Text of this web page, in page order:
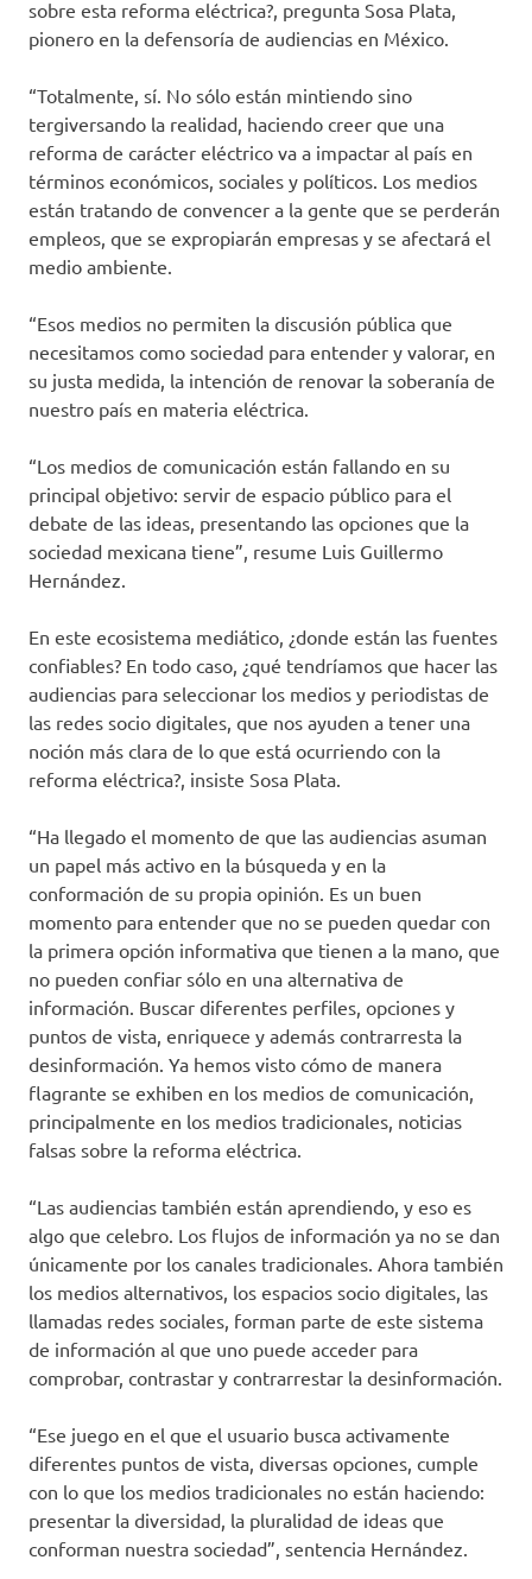
sobre esta reforma eléctrica?, pregunta Sosa Plata,
pionero en la defensoría de audiencias en México.
“Totalmente, sí. No sólo están mintiendo sino
tergiversando la realidad, haciendo creer que una
reforma de carácter eléctrico va a impactar al país en
términos económicos, sociales y políticos. Los medios
están tratando de convencer a la gente que se perderán
empleos, que se expropiarán empresas y se afectará el
medio ambiente.
“Esos medios no permiten la discusión pública que
necesitamos como sociedad para entender y valorar, en
su justa medida, la intención de renovar la soberanía de
nuestro país en materia eléctrica.
“Los medios de comunicación están fallando en su
principal objetivo: servir de espacio público para el
debate de las ideas, presentando las opciones que la
sociedad mexicana tiene”, resume Luis Guillermo
Hernández.
En este ecosistema mediático, ¿donde están las fuentes
confiables? En todo caso, ¿qué tendríamos que hacer las
audiencias para seleccionar los medios y periodistas de
las redes socio digitales, que nos ayuden a tener una
noción más clara de lo que está ocurriendo con la
reforma eléctrica?, insiste Sosa Plata.
“Ha llegado el momento de que las audiencias asuman
un papel más activo en la búsqueda y en la
conformación de su propia opinión. Es un buen
momento para entender que no se pueden quedar con
la primera opción informativa que tienen a la mano, que
no pueden confiar sólo en una alternativa de
información. Buscar diferentes perfiles, opciones y
puntos de vista, enriquece y además contrarresta la
desinformación. Ya hemos visto cómo de manera
flagrante se exhiben en los medios de comunicación,
principalmente en los medios tradicionales, noticias
falsas sobre la reforma eléctrica.
“Las audiencias también están aprendiendo, y eso es
algo que celebro. Los flujos de información ya no se dan
únicamente por los canales tradicionales. Ahora también
los medios alternativos, los espacios socio digitales, las
llamadas redes sociales, forman parte de este sistema
de información al que uno puede acceder para
comprobar, contrastar y contrarrestar la desinformación.
“Ese juego en el que el usuario busca activamente
diferentes puntos de vista, diversas opciones, cumple
con lo que los medios tradicionales no están haciendo:
presentar la diversidad, la pluralidad de ideas que
conforman nuestra sociedad”, sentencia Hernández.